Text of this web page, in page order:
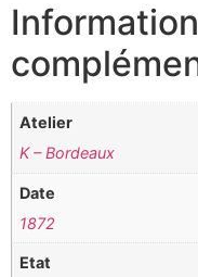
Atelier
K – Bordeaux
Date
1872
Etat